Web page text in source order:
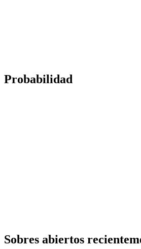
Probabilidad
Sobres abiertos